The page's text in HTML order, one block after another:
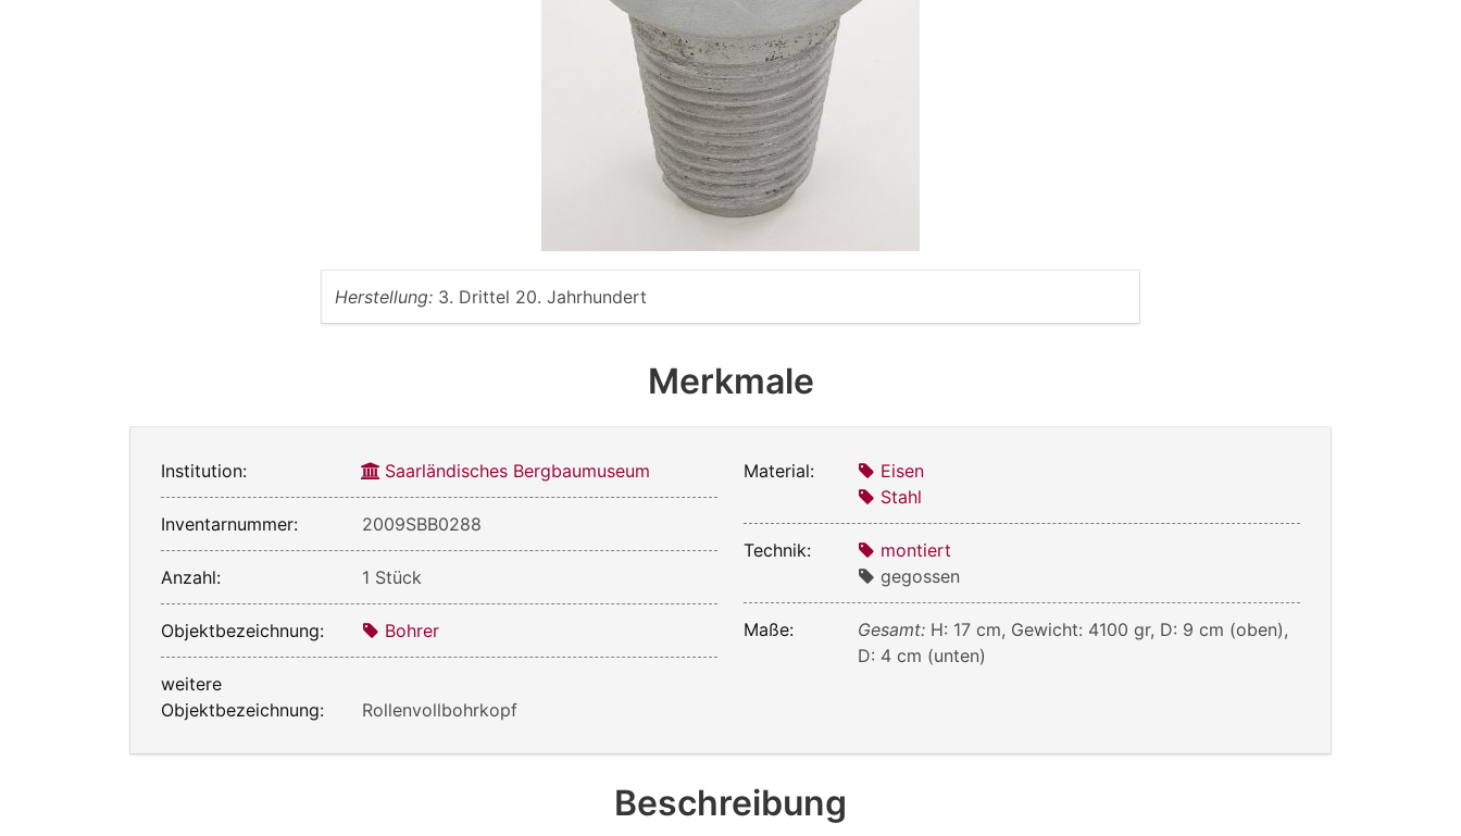
Herstellung: 3. Drittel 20. Jahrhundert
Merkmale
Institution: Saarländisches Bergbaumuseum
Inventarnummer: 2009SBB0288
Anzahl: 1 Stück
Objektbezeichnung: Bohrer
weitere
Objektbezeichnung:
Rollenvollbohrkopf
Material:
Eisen
Stahl
Technik:
montiert
gegossen
Maße: Gesamt: H: 17 cm, Gewicht: 4100 gr, D: 9 cm (oben),
D: 4 cm (unten)
Beschreibung